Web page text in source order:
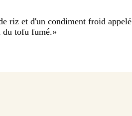
riz et d'un condiment froid appelé
du tofu fumé.»